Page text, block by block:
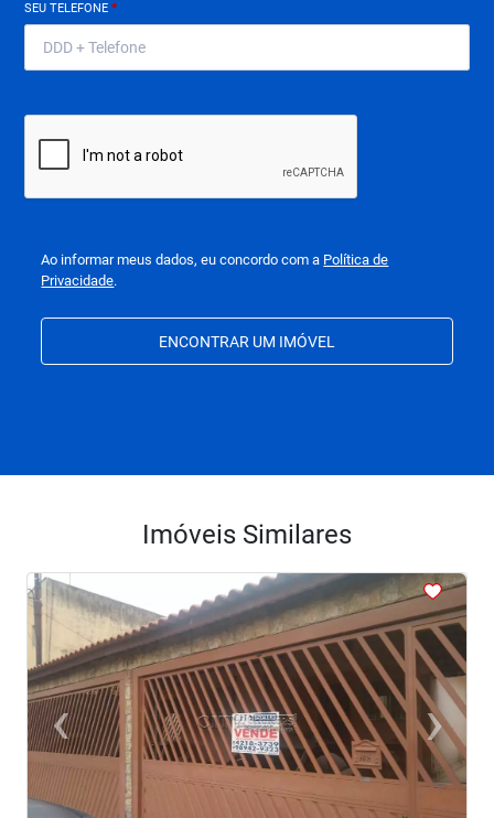
SEU TELEFONE*
Ao informar meus dados, eu concordo com a Política de
Privacidade.
ENCONTRAR UM IMÓVEL
Imóveis Similares
<<<<
‹Previous ›Next